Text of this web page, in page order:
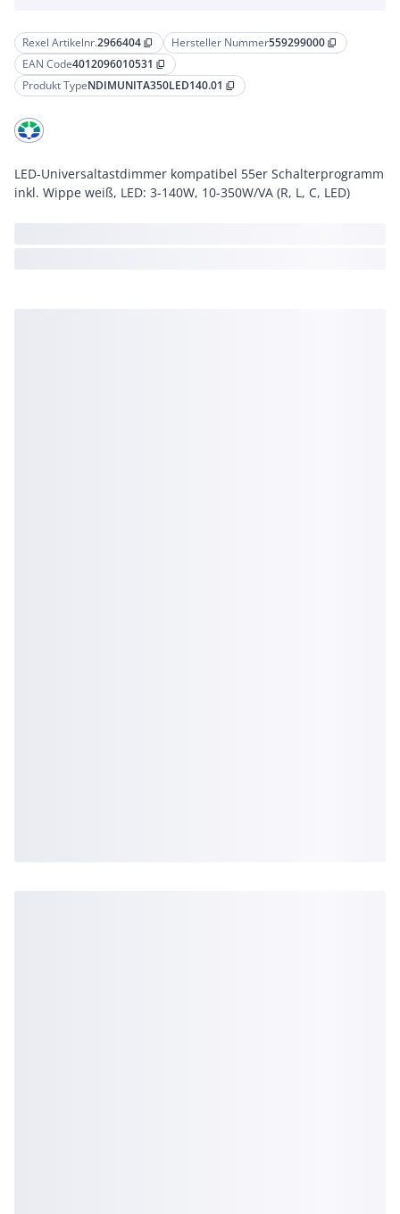
Rexel Artikelnr.2966404 content_copy Hersteller Nummer559299000 content_copy
EAN Code4012096010531 content_copy
Produkt TypeNDIMUNITA350LED140.01 content_copy
LED-Universaltastdimmer kompatibel 55er Schalterprogramm
inkl. Wippe weiß, LED: 3-140W, 10-350W/VA (R, L, C, LED)